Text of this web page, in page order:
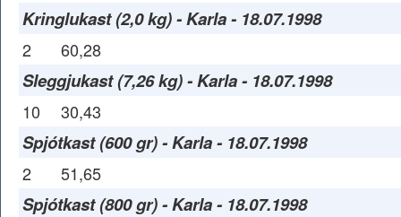
Kringlukast (2,0 kg) - Karla - 18.07.1998
2 60,28
Sleggjukast (7,26 kg) - Karla - 18.07.1998
10 30,43
Spjótkast (600 gr) - Karla - 18.07.1998
2 51,65
Spjótkast (800 gr) - Karla - 18.07.1998